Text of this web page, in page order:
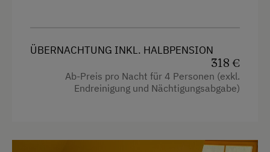
Neubau
Doppelbett (Kingsize)
ÜBERNACHTUNG INKL. HALBPENSION
318 €
Ab-Preis pro Nacht für 4 Personen (exkl.
Endreinigung und Nächtigungsabgabe)